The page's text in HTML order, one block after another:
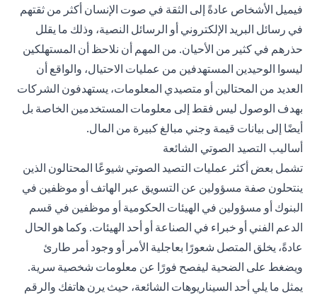
فيميل الأشخاص عادةً إلى الثقة في صوت الإنسان أكثر من ثقتهم
في رسائل البريد الإلكتروني أو الرسائل النصية، وذلك ما يقلل
حذرهم في كثير من الأحيان. من المهم أن نلاحظ أن المستهلكين
ليسوا الوحيدين المستهدفين من عمليات الاحتيال، والواقع أن
العديد من المحتالين أو متصيدي المعلومات، يستهدفون الشركات
بهدف الوصول ليس فقط إلى معلومات المستخدمين الخاصة بل
أيضًا إلى بيانات قيمة وجني مبالغ كبيرة من المال.
أساليب التصيد الصوتي الشائعة
تشمل بعض أكثر عمليات التصيد الصوتي شيوعًا المحتالون الذين
ينتحلون صفة مسؤولين عن التسويق عبر الهاتف أو موظفين في
البنوك أو مسؤولين في الهيئات الحكومية أو موظفين في قسم
الدعم الفني أو خبراء في الصناعة أو أحد الهيئات. وكما هو الحال
عادةً، يخلق المتصل شعورًا بعاجلية الأمر أو وجود أمر طارئ
ويضغط على الضحية ليفصح فورًا عن معلومات شخصية سرية.
يمثل ما يلي أحد السيناريوهات الشائعة، حيث يرن هاتفك والرقم